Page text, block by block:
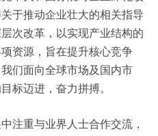
于推动企业壮大的相关指导
次改革，以实现产业结构的
资源，旨在提升核心竞争
们面向全球市场及国内市
标迈进，奋力拼搏。
注重与业界人士合作交流，